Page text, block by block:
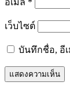
อีเมล *
เว็บไซต์
บันทึกชื่อ, อี